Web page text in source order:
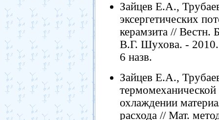
Зайцев Е.А.,
эксергетических
керамзита // Вестн.
В.Г. Шухова. -
6 назв.
Зайцев Е.А.,
термомеханической
охлаждении
расхода // Мат.